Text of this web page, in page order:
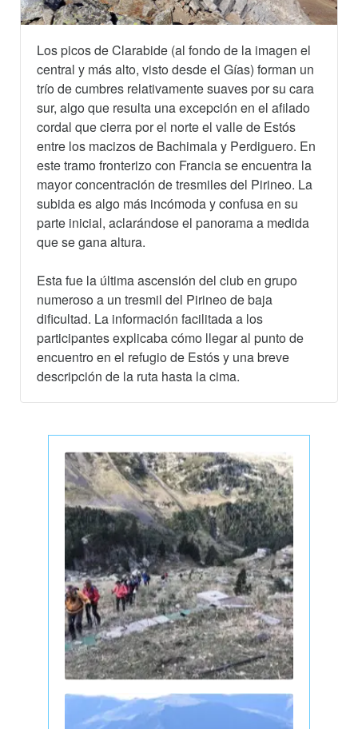
Los picos de Clarabide (al fondo de la imagen el
central y más alto, visto desde el Gías) forman un
trío de cumbres relativamente suaves por su cara
sur, algo que resulta una excepción en el afilado
cordal que cierra por el norte el valle de Estós
entre los macizos de Bachimala y Perdiguero. En
este tramo fronterizo con Francia se encuentra la
mayor concentración de tresmiles del Pirineo. La
subida es algo más incómoda y confusa en su
parte inicial, aclarándose el panorama a medida
que se gana altura.
Esta fue la última ascensión del club en grupo
numeroso a un tresmil del Pirineo de baja
dificultad. La información facilitada a los
participantes explicaba cómo llegar al punto de
encuentro en el refugio de Estós y una breve
descripción de la ruta hasta la cima.